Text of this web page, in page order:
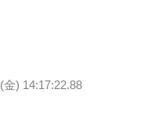
金) 14:17:22.88